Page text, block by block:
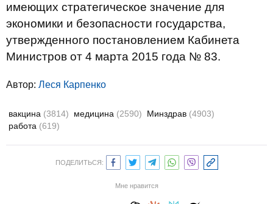
имеющих стратегическое значение для
экономики и безопасности государства,
утвержденного постановлением Кабинета
Министров от 4 марта 2015 года № 83.
Автор: Леся Карпенко
вакцина (3814) медицина (2590) Минздрав (4903)
работа (619)
ПОДЕЛИТЬСЯ:
Мне нравится